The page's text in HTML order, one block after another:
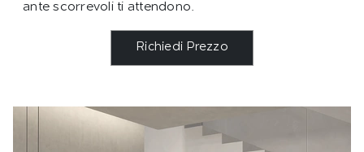
ante scorrevoli ti attendono.
Richiedi Prezzo